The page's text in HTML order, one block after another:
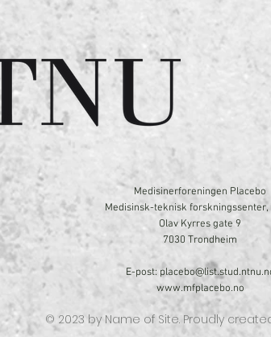
Medisinerforeningen Placebo
Medisinsk-teknisk forskningssenter,
Olav Kyrres gate 9
7030 Trondheim
E-post:
www.mfplacebo.no
© 2023 by Name of Site. Proudly